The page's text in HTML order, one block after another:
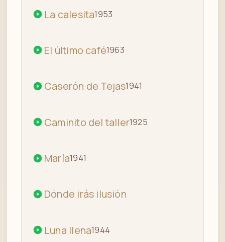
La calesita1953
El último café1963
Caserón de Tejas1941
Caminito del taller1925
María1941
Dónde irás ilusión
Luna llena1944